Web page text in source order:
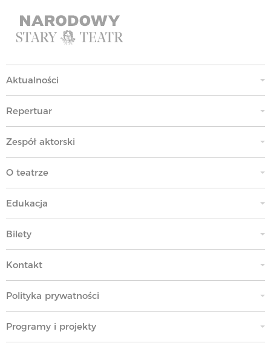
Aktualności
Repertuar
Zespół aktorski
O teatrze
Edukacja
Bilety
Kontakt
Polityka prywatności
Programy i projekty